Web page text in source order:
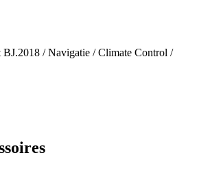
BJ.2018 / Navigatie / Climate Control /